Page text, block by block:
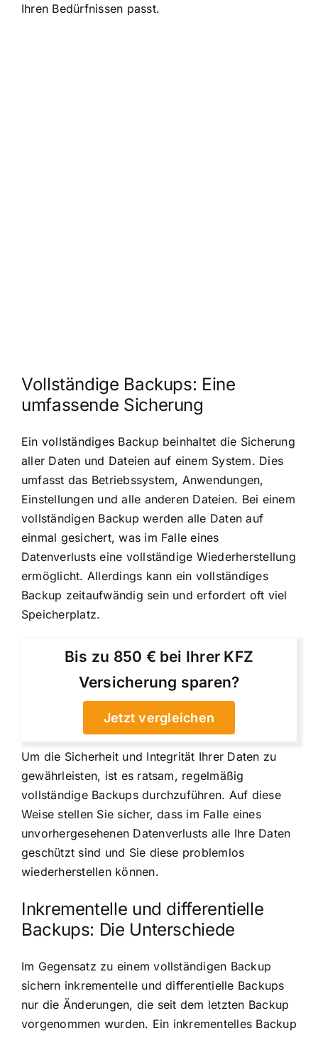
Ihren Bedürfnissen passt.
Vollständige Backups: Eine
umfassende Sicherung
Ein vollständiges Backup beinhaltet die Sicherung
aller Daten und Dateien auf einem System. Dies
umfasst das Betriebssystem, Anwendungen,
Einstellungen und alle anderen Dateien. Bei einem
vollständigen Backup werden alle Daten auf
einmal gesichert, was im Falle eines
Datenverlusts eine vollständige Wiederherstellung
ermöglicht. Allerdings kann ein vollständiges
Backup zeitaufwändig sein und erfordert oft viel
Speicherplatz.
Bis zu 850 € bei Ihrer KFZ
Versicherung sparen?
Jetzt vergleichen
Um die Sicherheit und Integrität Ihrer Daten zu
gewährleisten, ist es ratsam, regelmäßig
vollständige Backups durchzuführen. Auf diese
Weise stellen Sie sicher, dass im Falle eines
unvorhergesehenen Datenverlusts alle Ihre Daten
geschützt sind und Sie diese problemlos
wiederherstellen können.
Inkrementelle und differentielle
Backups: Die Unterschiede
Im Gegensatz zu einem vollständigen Backup
sichern inkrementelle und differentielle Backups
nur die Änderungen, die seit dem letzten Backup
vorgenommen wurden. Ein inkrementelles Backup